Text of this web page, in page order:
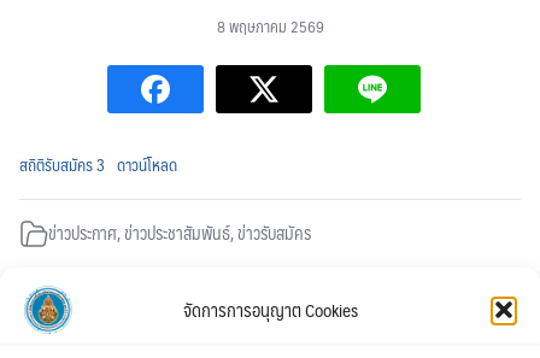
จัดการการอนุญาต Cookies
8 พฤษภาคม 2569
สถิติรับสมัคร 3 ดาวน์โหลด
ข่าวประกาศ,ข่าวประชาสัมพันธ์,ข่าวรับสมัคร